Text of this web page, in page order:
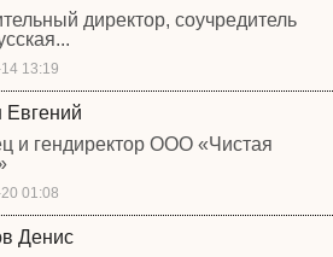
директор, соучредитель
13:19
Евгений
и гендиректор ООО «Чистая
01:08
Денис